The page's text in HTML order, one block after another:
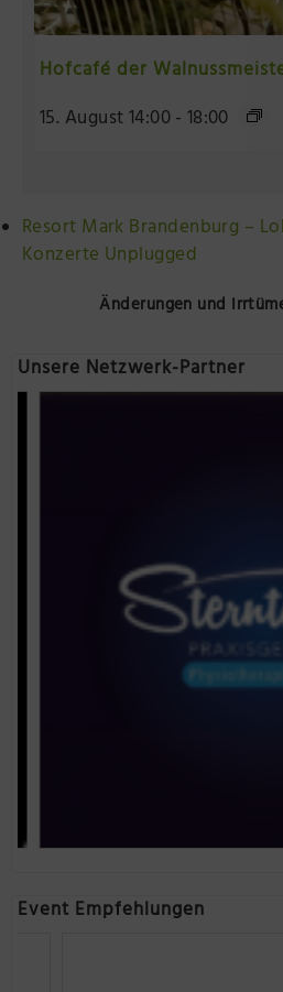
Hofcafé der
15. August 14:00-18:00
Resort Mark Brandenburg –
Konzerte Unplugged
Änderungen und
Unsere Netzwerk-Partner
Event Empfehlungen